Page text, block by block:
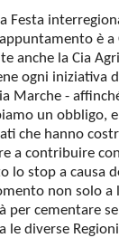
Festa
è
anche la Cia
ogni iniziativa
Marche -
un obbligo,
che hanno
a contribuire
lo stop a causa
non solo a
per cementare
le diverse